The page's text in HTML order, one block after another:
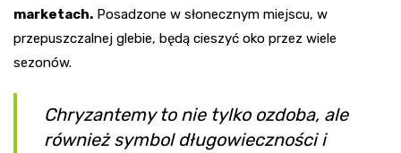
marketach. Posadzone w słonecznym miejscu, w
przepuszczalnej glebie, będą cieszyć oko przez wiele
sezonów.
Chryzantemy to nie tylko ozdoba, ale
również symbol długowieczności i